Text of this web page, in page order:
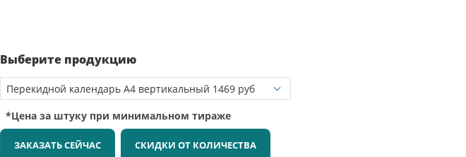
Выберите продукцию
*Цена за штуку при минимальном тираже
ЗАКАЗАТЬ СЕЙЧАС СКИДКИ ОТ КОЛИЧЕСТВА